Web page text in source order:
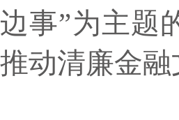
边事”为主题
推动清廉金